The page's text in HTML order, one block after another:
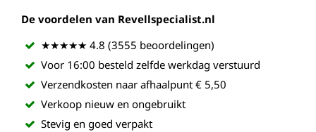
De voordelen van Revellspecialist.nl
★★★★★ 4.8 (3555 beoordelingen)
Voor 16:00 besteld zelfde werkdag verstuurd
Verzendkosten naar afhaalpunt € 5,50
Verkoop nieuw en ongebruikt
Stevig en goed verpakt